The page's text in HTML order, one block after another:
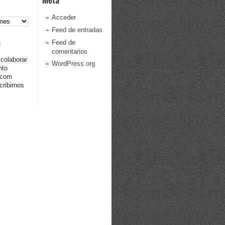
Acceder
Feed de entradas
Feed de
comentarios
WordPress.org